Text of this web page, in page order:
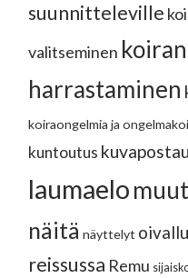
suunnitteleville
valitseminen
harrastaminen
koiraongelmia ja
kuntoutus
laumaelo
näitä näyttelyt
reissussa Remu